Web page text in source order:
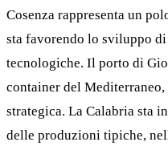
Cosenza rappresenta un
sta favorendo lo sviluppo
tecnologiche. Il porto di
container del
strategica. La Calabria sta
delle produzioni tipiche,